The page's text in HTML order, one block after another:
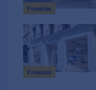
Premium
Premium